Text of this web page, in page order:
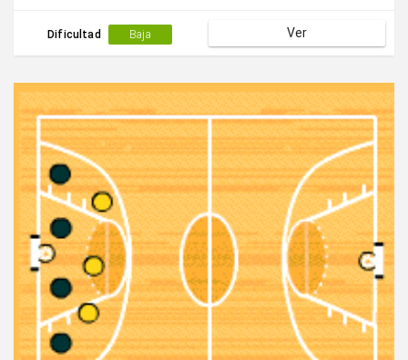
Dificultad Baja Ver